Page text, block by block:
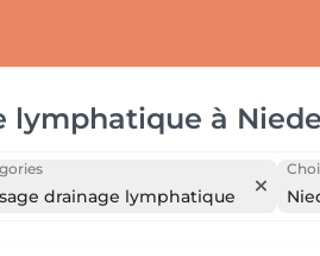
lymphatique à
drainage lymphatique